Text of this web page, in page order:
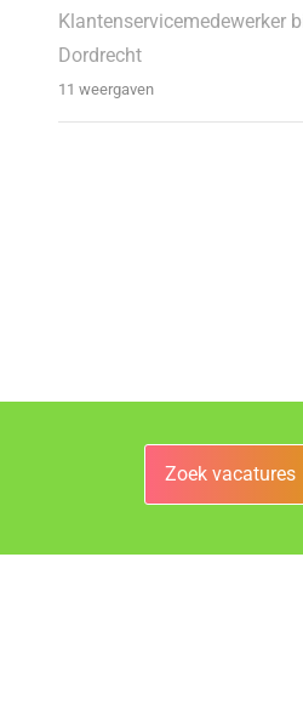
Klantenservicemedewerker
Dordrecht
11 weergaven
Zoek vacatures